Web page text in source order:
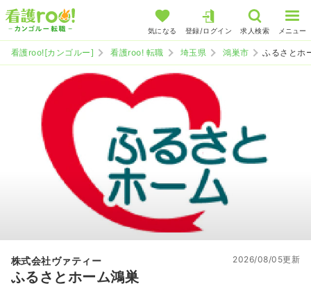
気になる 登録/ログイン 求人検索 メニュー
看護roo![カンゴルー] 看護roo! 転職 埼玉県 鴻巣市 ふるさとホ
株式会社ヴァティー
ふるさとホーム鴻巣
2026/08/05更新